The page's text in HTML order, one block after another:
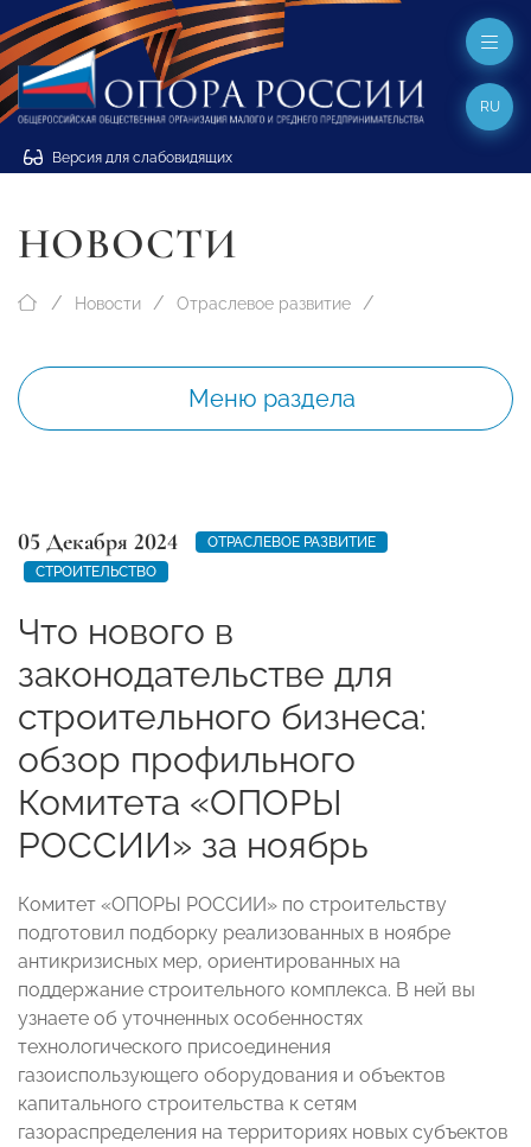
Версия для слабовидящих
RU
НОВОСТИ
Новости Отраслевое развитие
Меню раздела
05 Декабря 2024
ОТРАСЛЕВОЕ РАЗВИТИЕ
СТРОИТЕЛЬСТВО
Что нового в
законодательстве для
строительного бизнеса:
обзор профильного
Комитета «ОПОРЫ
РОССИИ» за ноябрь
Комитет «ОПОРЫ РОССИИ» по строительству
подготовил подборку реализованных в ноябре
антикризисных мер, ориентированных на
поддержание строительного комплекса. В ней вы
узнаете об уточненных особенностях
технологического присоединения
газоиспользующего оборудования и объектов
капитального строительства к сетям
газораспределения на территориях новых субъектов